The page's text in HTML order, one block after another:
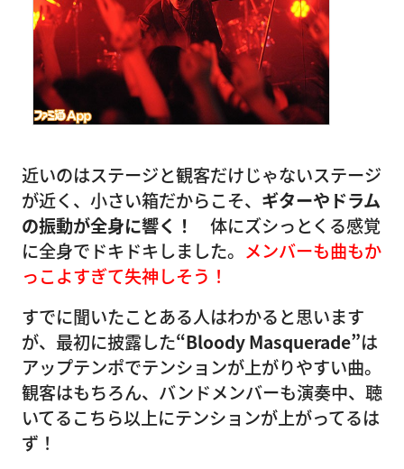
近いのはステージと観客だけじゃないステージ
が近く、小さい箱だからこそ、 ギターやドラム
の振動が全身に響く！
体にズシっとくる感覚
に全身でドキドキしました。 メンバーも曲もか
っこよすぎて失神しそう！
すでに聞いたことある人はわかると思います
が、最初に披露した“Bloody Masquerade”は
アップテンポでテンションが上がりやすい曲。
観客はもちろん、バンドメンバーも演奏中、聴
いてるこちら以上にテンションが上がってるは
ず！